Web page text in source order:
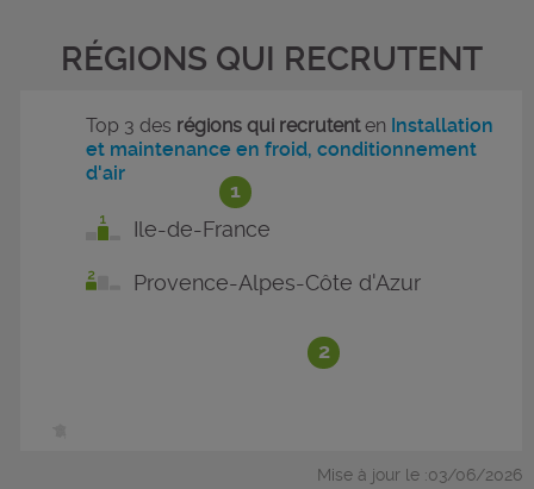
RÉGIONS QUI RECRUTENT
1
2
Top 3 des régions qui recrutenten Installation
et maintenance en froid, conditionnement
d'air
Ile-de-France
Provence-Alpes-Côte d'Azur
Mise à jour le :03/06/2026